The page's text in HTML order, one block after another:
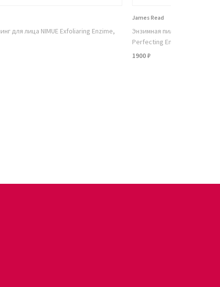
для лица NIMUE Exfoliaring Enzime,
James Read
Энзимная пилинг-маска для
Perfecting Enzyme Peel
1900 ₽